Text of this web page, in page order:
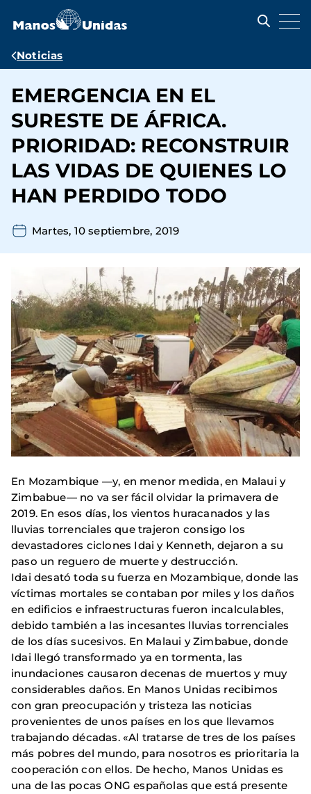
contenido
Ruta
navegación
Noticias
EMERGENCIA EN EL
SURESTE DE ÁFRICA.
PRIORIDAD: RECONSTRUIR
LAS VIDAS DE QUIENES LO
HAN PERDIDO TODO
Martes, 10 septiembre, 2019
En Mozambique —y, en menor medida, en Malaui y
Zimbabue— no va ser fácil olvidar la primavera de
2019. En esos días, los vientos huracanados y las
lluvias torrenciales que trajeron consigo los
devastadores ciclones Idai y Kenneth, dejaron a su
paso un reguero de muerte y destrucción.
Idai desató toda su fuerza en Mozambique, donde las
víctimas mortales se contaban por miles y los daños
en edificios e infraestructuras fueron incalculables,
debido también a las incesantes lluvias torrenciales
de los días sucesivos. En Malaui y Zimbabue, donde
Idai llegó transformado ya en tormenta, las
inundaciones causaron decenas de muertos y muy
considerables daños. En Manos Unidas recibimos
con gran preocupación y tristeza las noticias
provenientes de unos países en los que llevamos
trabajando décadas. «Al tratarse de tres de los países
más pobres del mundo, para nosotros es prioritaria la
cooperación con ellos. De hecho, Manos Unidas es
una de las pocas ONG españolas que está presente